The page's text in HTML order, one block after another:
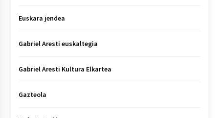
Euskara jendea
Gabriel Aresti euskaltegia
Gabriel Aresti Kultura Elkartea
Gazteola